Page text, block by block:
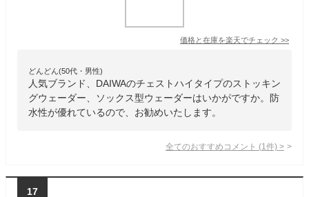
価格と在庫を楽天でチェック >>
どんどん(50代・男性)
人気ブランド、DAIWAのチェストハイタイプのストッキン
グウェーダー、ソックス型ウェーダーはいかがですか。防
水性が優れているので、お勧めいたします。
全てのおすすめコメント (1 件) >
17